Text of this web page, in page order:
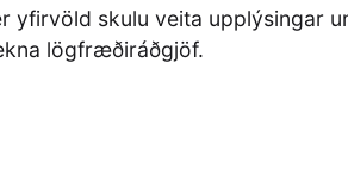
yfirvöld skulu veita upplýsingar
lögfræðiráðgjöf.